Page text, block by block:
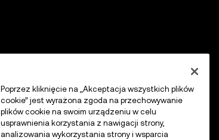
Poprzez kliknięcie na „Akceptacja wszystkich plików
cookie” jest wyrażona zgoda na przechowywanie
plików cookie na swoim urządzeniu w celu
usprawnienia korzystania z nawigacji strony,
analizowania wykorzystania strony i wsparcia